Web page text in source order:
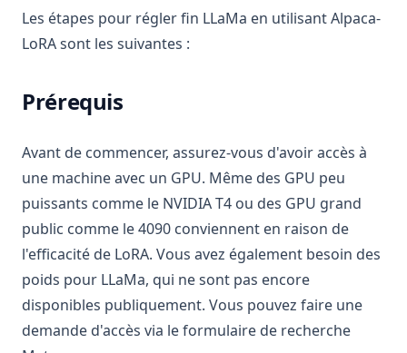
Les étapes pour régler fin LLaMa en utilisant Alpaca-
LoRA sont les suivantes :
Prérequis
Avant de commencer, assurez-vous d'avoir accès à
une machine avec un GPU. Même des GPU peu
puissants comme le NVIDIA T4 ou des GPU grand
public comme le 4090 conviennent en raison de
l'efficacité de LoRA. Vous avez également besoin des
poids pour LLaMa, qui ne sont pas encore
disponibles publiquement. Vous pouvez faire une
demande d'accès via le formulaire de recherche